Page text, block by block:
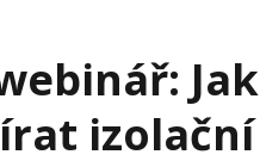
izolační